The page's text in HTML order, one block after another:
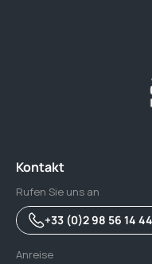
Kontakt
Rufen Sie uns an
+33 (0)2 98 56 14 44
Anreise